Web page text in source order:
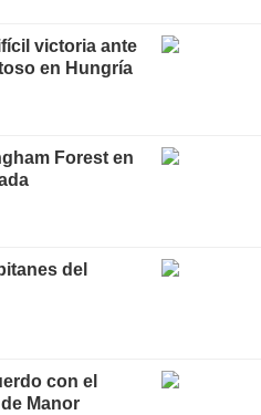
victoria ante
en Hungría
Forest en
del
con el
Manor